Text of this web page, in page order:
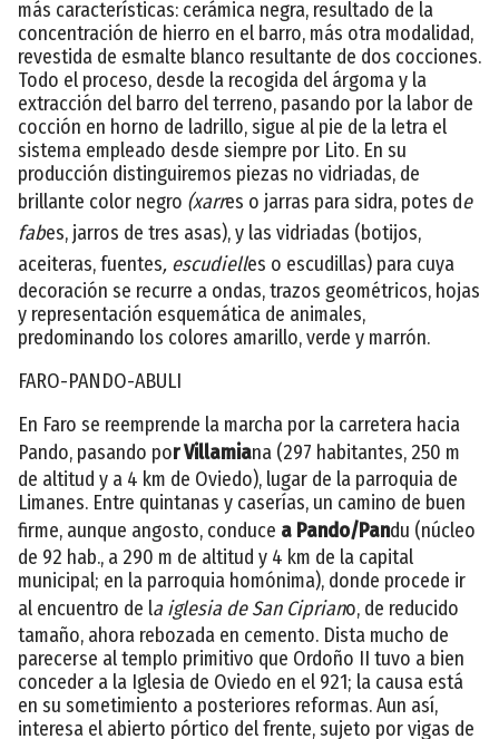
más características: cerámica negra, resultado de la
concentración de hierro en el barro, más otra modalidad,
revestida de esmalte blanco resultante de dos cocciones.
Todo el proceso, desde la recogida del árgoma y la
extracción del barro del terreno, pasando por la labor de
cocción en horno de ladrillo, sigue al pie de la letra el
sistema empleado desde siempre por Lito. En su
producción distinguiremos piezas no vidriadas, de
brillante color negro (xarres o jarras para sidra, potes de
fabes, jarros de tres asas), y las vidriadas (botijos,
aceiteras, fuentes, escudielles o escudillas) para cuya
decoración se recurre a ondas, trazos geométricos, hojas
y representación esquemática de animales,
predominando los colores amarillo, verde y marrón.
FARO-PANDO-ABULI
En Faro se reemprende la marcha por la carretera hacia
Pando, pasando por Villamiana (297 habitantes, 250 m
de altitud y a 4 km de Oviedo), lugar de la parroquia de
Limanes. Entre quintanas y caserías, un camino de buen
firme, aunque angosto, conduce a Pando/Pandu (núcleo
de 92 hab., a 290 m de altitud y 4 km de la capital
municipal; en la parroquia homónima), donde procede ir
al encuentro de la iglesia de San Cipriano, de reducido
tamaño, ahora rebozada en cemento. Dista mucho de
parecerse al templo primitivo que Ordoño II tuvo a bien
conceder a la Iglesia de Oviedo en el 921; la causa está
en su sometimiento a posteriores reformas. Aun así,
interesa el abierto pórtico del frente, sujeto por vigas de